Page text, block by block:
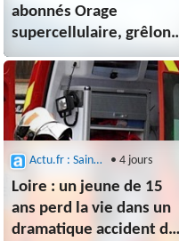
abonnés Orage
supercellulaire, grêlons
géants : comment une
telle tornade a pu
frapper Saint-Etienne ?
Actu.fr : Saint-Etienne • 4 jours
Loire : un jeune de 15
ans perd la vie dans un
dramatique accident de